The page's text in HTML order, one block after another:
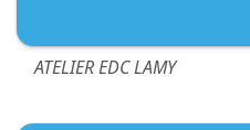
ATELIER EDC LAMY